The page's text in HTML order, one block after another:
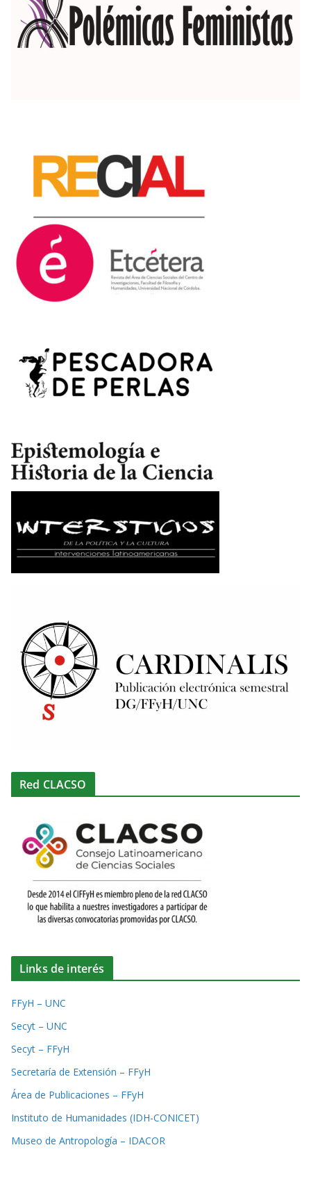
Red CLACSO
Links de interés
FFyH – UNC
Secyt – UNC
Secyt – FFyH
Secretaría de Extensión – FFyH
Área de Publicaciones – FFyH
Instituto de Humanidades (IDH-CONICET)
Museo de Antropología – IDACOR